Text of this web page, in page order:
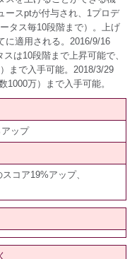
ースptが付与され、1プロデ
タス毎10段階まで）。上げ
に適用される。2016/9/16
は10段階まで上昇可能で、
まで入手可能。2018/3/29
1000万）まで入手可能。
ップ
コア19%アップ、